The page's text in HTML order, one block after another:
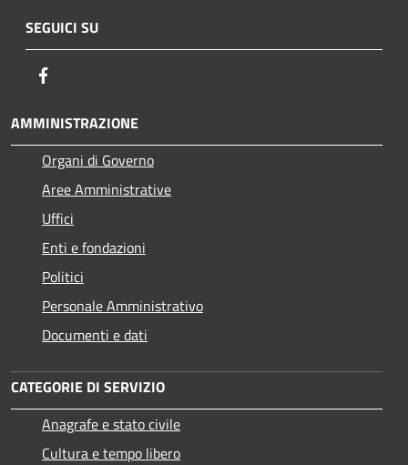
SEGUICI SU
AMMINISTRAZIONE
Organi di Governo
Aree Amministrative
Uffici
Enti e fondazioni
Politici
Personale Amministrativo
Documenti e dati
CATEGORIE DI SERVIZIO
Anagrafe e stato civile
Cultura e tempo libero